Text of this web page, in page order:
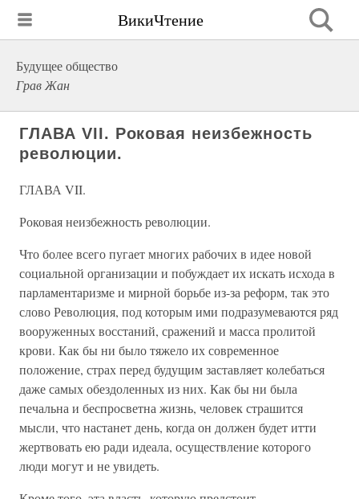
ВикиЧтение
Будущее общество
Грав Жан
ГЛАВА VII. Роковая неизбежность
революции.
ГЛАВА VII.
Роковая неизбежность революции.
Что более всего пугает многих рабочих в идее новой
социальной организации и побуждает их искать исхода в
парламентаризме и мирной борьбе из-за реформ, так это
слово Революция, под которым ими подразумеваются ряд
вооруженных восстаний, сражений и масса пролитой
крови. Как бы ни было тяжело их современное
положение, страх перед будущим заставляет колебаться
даже самых обездоленных из них. Как бы ни была
печальна и беспросветна жизнь, человек страшится
мысли, что настанет день, когда он должен будет итти
жертвовать ею ради идеала, осуществление которого
люди могут и не увидеть.